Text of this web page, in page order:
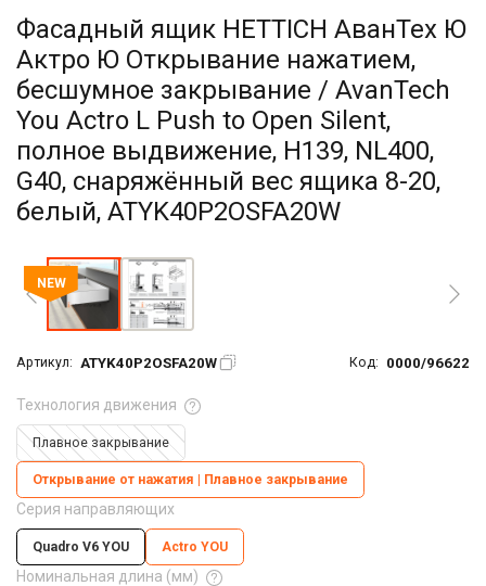
Фасадный ящик HETTICH АванТех Ю
Актро Ю Открывание нажатием,
бесшумное закрывание / AvanTech
You Actro L Push to Open Silent,
полное выдвижение, H139, NL400,
G40, снаряжённый вес ящика 8-20,
белый, ATYK40P2OSFA20W
NEW
Артикул: ATYK40P2OSFA20W Код: 0000/96622
Технология движения
Плавное закрывание
Открывание от нажатия | Плавное закрывание
Серия направляющих
Quadro V6 YOU Actro YOU
Номинальная длина (мм)